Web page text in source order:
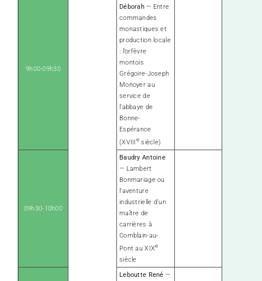
9h00-09h30
Déborah— Entre
commandes
monastiques et
production locale
: l’orfèvre
montois
Grégoire-Joseph
Monoyer au
service de
l’abbaye de
Bonne-
Espérance
(XVIIIe siècle)
09h30-10h00
Baudry Antoine
— Lambert
Bonmariage ou
l’aventure
industrielle d’un
maître de
carrières à
Comblain-au-
Pont au XIXe
siècle
Leboutte René —